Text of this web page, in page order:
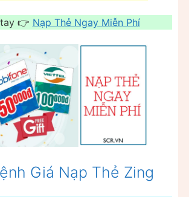
👉 Nạp Thẻ Ngay Miễn Phí
Giá Nạp Thẻ Zing